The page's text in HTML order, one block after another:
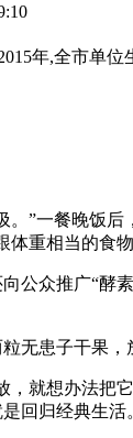
年,全市单位
”一餐晚饭后
体重相当的食物
公众推广“酵
无患子干果，
就想办法把
回归经典生活